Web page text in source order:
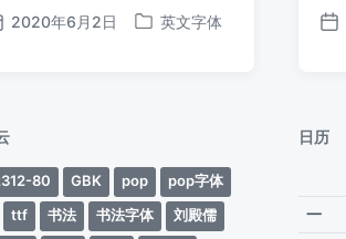
2020年6月2日
发
英文字体
发
80 GBK pop
pop字体
ttf
书法 书法字体
刘殿儒
日历
一